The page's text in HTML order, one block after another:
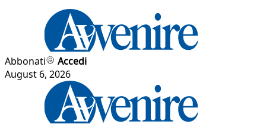
Abbonati
Accedi
August 6, 2026